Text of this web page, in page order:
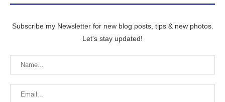
Subscribe my Newsletter for new blog posts, tips & new photos.
Let's stay updated!